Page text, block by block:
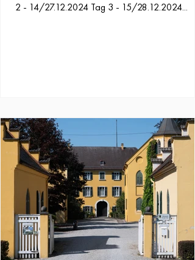
2 - 14/27.12.2024 Tag 3 - 15/28.12.2024...